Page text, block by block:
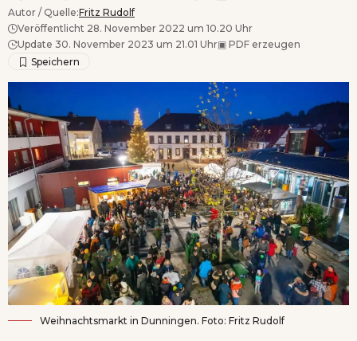
Autor / Quelle:Fritz Rudolf
Veröffentlicht 28. November 2022 um 10.20 Uhr
Update 30. November 2023 um 21.01 Uhr▣ PDF erzeugen
Weihnachtsmarkt in Dunningen. Foto: Fritz Rudolf